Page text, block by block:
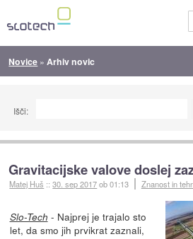
Novice » Arhiv novic
Išči:
Gravitacijske valove doslej
Matej Huš ::30. sep 2017ob 01:13 Znanost in
Slo-Tech - Najprej je trajalo sto
let, da smo jih prvikrat zaznali,